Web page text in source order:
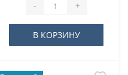
- +
В КОРЗИНУ